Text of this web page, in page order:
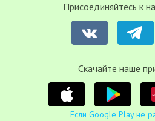
Присоединяйтесь к
Cкачайте наше
Если Google Play не